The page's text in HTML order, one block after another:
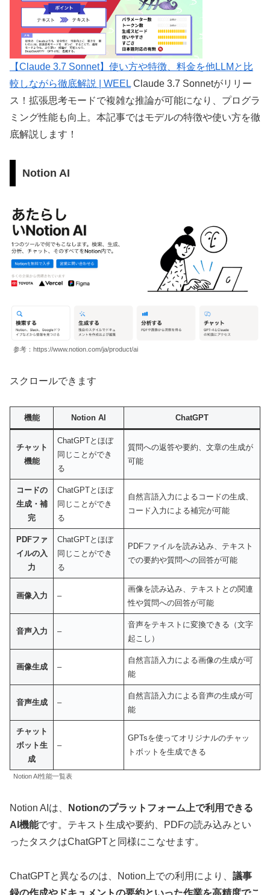
【Claude 3.7 Sonnet】使い方や特徴、料金を他LLMと比
較しながら徹底解説 | WEEL Claude 3.7 Sonnetがリリー
ス！拡張思考モードで複雑な推論が可能になり、プログラ
ミング性能も向上。本記事ではモデルの特徴や使い方を徹
底解説します！
Notion AI
参考：https://www.notion.com/ja/product/ai
スクロールできます
機能 Notion AI ChatGPT
チャット
機能
ChatGPTとほぼ
同じことができ
る
質問への返答や要約、文章の生成が
可能
コードの
生成・補
完
ChatGPTとほぼ
同じことができ
る
自然言語入力によるコードの生成、
コード入力による補完が可能
PDFファ
イルの入
力
ChatGPTとほぼ
同じことができ
る
PDFファイルを読み込み、テキスト
での要約や質問への回答が可能
画像入力 –
画像を読み込み、テキストとの関連
性や質問への回答が可能
音声入力 –
音声をテキストに変換できる（文字
起こし）
画像生成 –
自然言語入力による画像の生成が可
能
音声生成 –
自然言語入力による音声の生成が可
能
チャット
ボット生
成
–
GPTsを使ってオリジナルのチャッ
トボットを生成できる
Notion AI性能一覧表
Notion AIは、
Notionのプラットフォーム上で利用できる
AI機能です。テキスト生成や要約、PDFの読み込みとい
ったタスクはChatGPTと同様にこなせます。
ChatGPTと異なるのは、Notion上での利用により、 議事
録の作成やドキュメントの要約といった作業を高精度でこ